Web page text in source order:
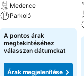
Medence
Parkoló
A pontos árak
megtekintéséhez
válasszon dátumokat
Árak megjelenítése